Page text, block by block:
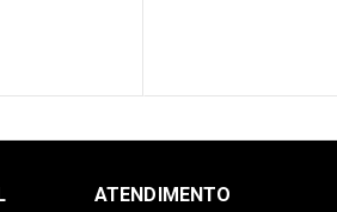
ATENDIMENTO